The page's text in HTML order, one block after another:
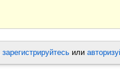
зарегистрируйтесь или